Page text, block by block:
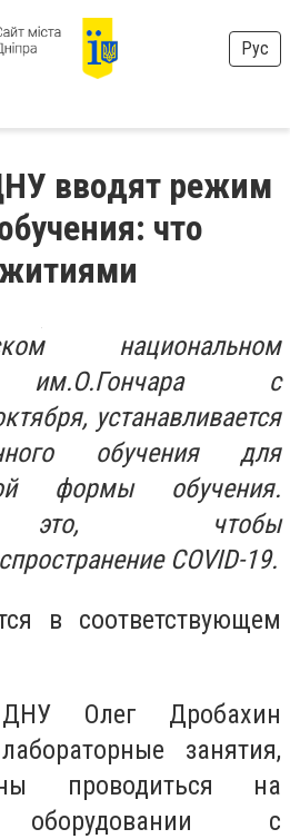
Рус
вводят режим
что
национальном
им.О.Гончара с
устанавливается
обучения для
формы обучения.
это, чтобы
COVID-19.
в соответствующем
Олег Дробахин
занятия,
проводиться на
оборудовании с